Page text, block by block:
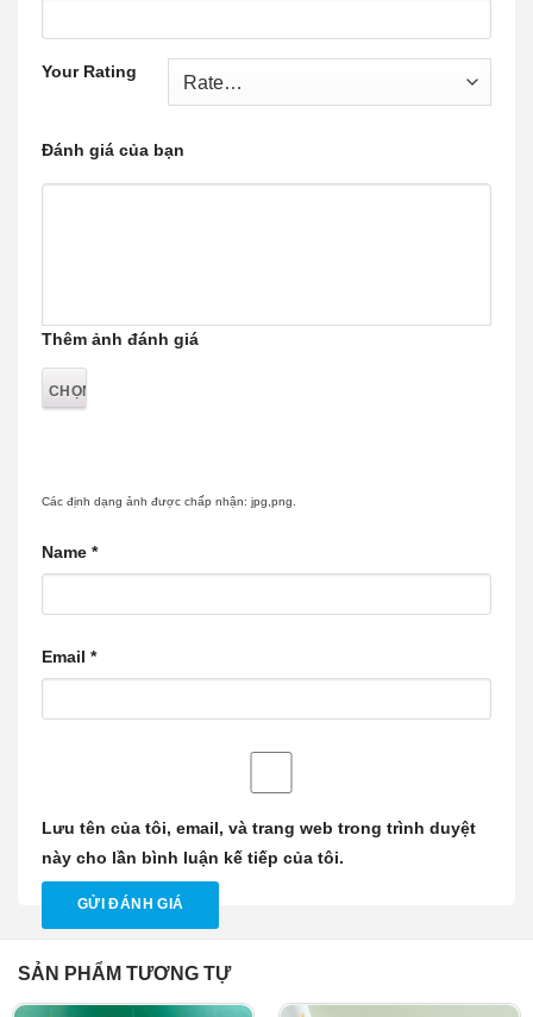
Your Rating
Đánh giá của bạn
Thêm ảnh đánh giá
Các định dạng ảnh được chấp nhận: jpg,png.
Name *
Email *
Lưu tên của tôi, email, và trang web trong trình duyệt
này cho lần bình luận kế tiếp của tôi.
SẢN PHẨM TƯƠNG TỰ